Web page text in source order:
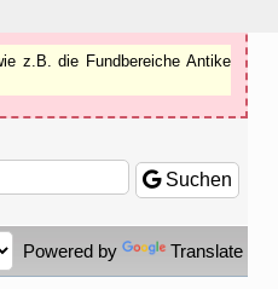
z.B. die Fundbereiche Antike
Suchen
Powered by Translate